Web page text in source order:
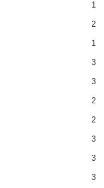
1
2
1
3
3
2
2
3
3
3